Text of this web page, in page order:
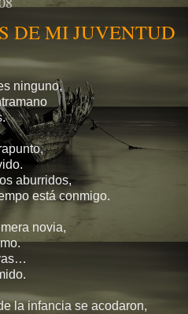
DE MI JUVENTUD
ninguno,
aburridos,
está conmigo.
novia,
la infancia se acodaron,